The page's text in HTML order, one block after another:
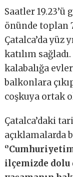
Saatler
önünde toplan
Çatalca’da yüz
katılım
kalabalığa
balkonlara
coşkuya ortak
Çatalca’daki
açıklamalarda
ilçemizde dolu